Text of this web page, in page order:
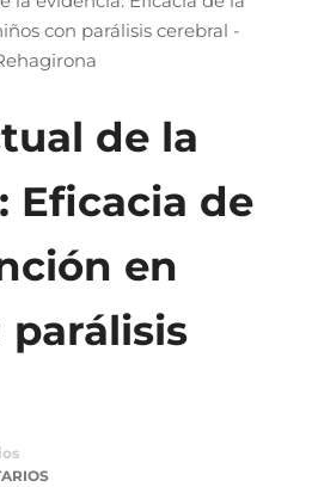
de la
Eficacia de
en
parálisis